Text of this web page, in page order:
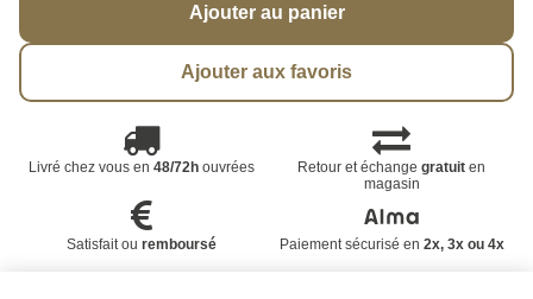
Ajouter au panier
Ajouter aux favoris
Livré chez vous en 48/72houvrées Retour et échangegratuit en
magasin
Satisfait ou remboursé Paiement sécurisé en 2x, 3x ou 4x